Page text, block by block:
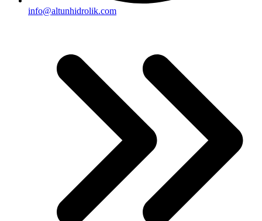
info@altunhidrolik.com